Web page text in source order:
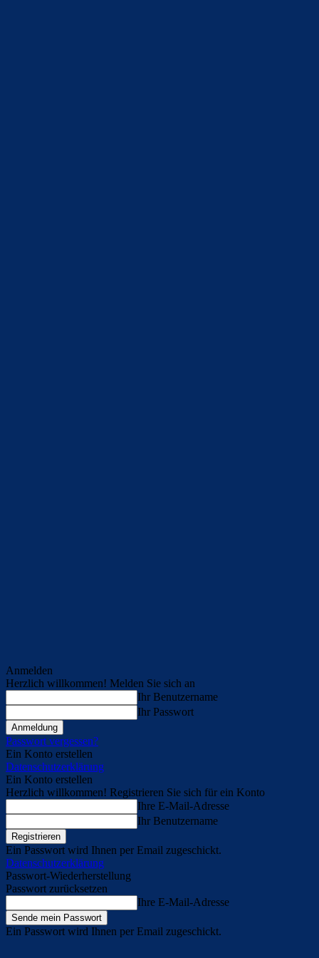
Anmelden
Herzlich willkommen! Melden Sie sich an
Ihr Benutzername
Ihr Passwort
Passwort vergessen?
Ein Konto erstellen
Datenschutzerklärung
Ein Konto erstellen
Herzlich willkommen! Registrieren Sie sich für ein Konto
Ihre E-Mail-Adresse
Ihr Benutzername
Ein Passwort wird Ihnen per Email zugeschickt.
Datenschutzerklärung
Passwort-Wiederherstellung
Passwort zurücksetzen
Ihre E-Mail-Adresse
Ein Passwort wird Ihnen per Email zugeschickt.